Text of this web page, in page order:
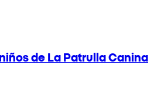
de La Patrulla Canina